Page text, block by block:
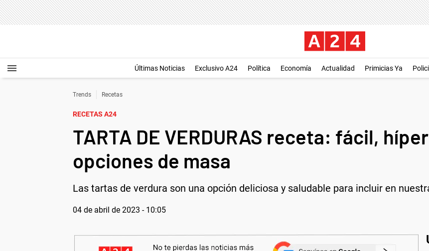
Últimas Noticias Exclusivo A24 Política Economía Actualidad Primicias Ya
Trends Recetas
RECETAS A24
TARTA DE VERDURAS receta: fácil,
opciones de masa
Las tartas de verdura son una opción deliciosa y saludable para incluir en
04 de abril de 2023 - 10:05